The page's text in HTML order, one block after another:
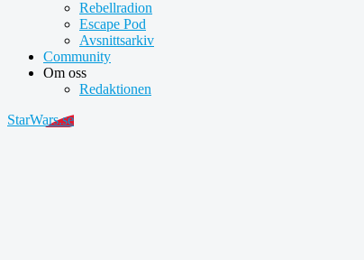
Rebellradion
Escape Pod
Avsnittsarkiv
Community
Om oss
Redaktionen
StarWars.se